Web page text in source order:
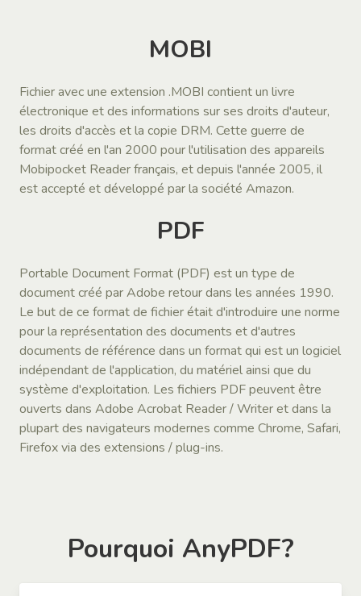
MOBI
Fichier avec une extension .MOBI contient un livre
électronique et des informations sur ses droits d'auteur,
les droits d'accès et la copie DRM. Cette guerre de
format créé en l'an 2000 pour l'utilisation des appareils
Mobipocket Reader français, et depuis l'année 2005, il
est accepté et développé par la société Amazon.
PDF
Portable Document Format (PDF) est un type de
document créé par Adobe retour dans les années 1990.
Le but de ce format de fichier était d'introduire une norme
pour la représentation des documents et d'autres
documents de référence dans un format qui est un logiciel
indépendant de l'application, du matériel ainsi que du
système d'exploitation. Les fichiers PDF peuvent être
ouverts dans Adobe Acrobat Reader / Writer et dans la
plupart des navigateurs modernes comme Chrome, Safari,
Firefox via des extensions / plug-ins.
Pourquoi AnyPDF?